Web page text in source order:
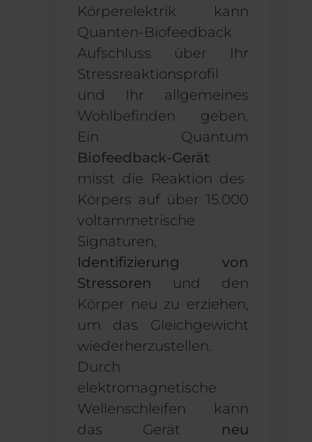
Körperelektrik kann
Quanten-Biofeedback
Aufschluss über Ihr
Stressreaktionsprofil
und Ihr allgemeines
Wohlbefinden geben.
Ein Quantum
Biofeedback-Gerät
misst die Reaktion des
Körpers auf über 15.000
voltammetrische
Signaturen,
Identifizierung von
Stressoren und den
Körper neu zu erziehen,
um das Gleichgewicht
wiederherzustellen.
Durch
elektromagnetische
Wellenschleifen kann
das Gerät neu